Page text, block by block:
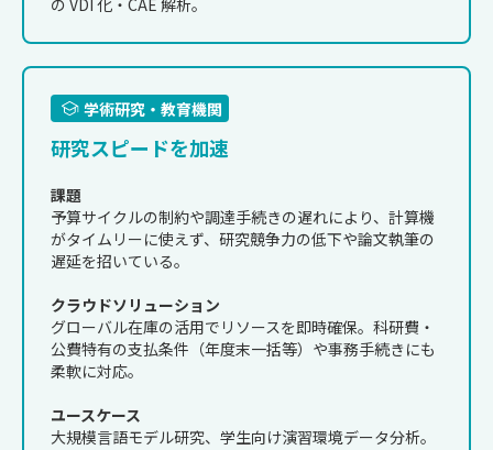
の VDI 化・CAE 解析。
学術研究・教育機関
研究スピードを加速
課題
予算サイクルの制約や調達手続きの遅れにより、計算機
がタイムリーに使えず、研究競争力の低下や論文執筆の
遅延を招いている。
クラウドソリューション
グローバル在庫の活用でリソースを即時確保。科研費・
公費特有の支払条件（年度末一括等）や事務手続きにも
柔軟に対応。
ユースケース
大規模言語モデル研究、学生向け演習環境データ分析。